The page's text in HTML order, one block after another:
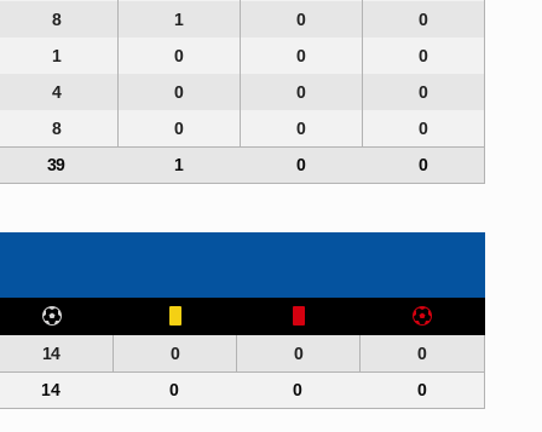
8 1 0
0
1 0 0
0
4 0 0
0
8 0 0
0
39 1 0 0
14 0 0
0
14 0 0 0